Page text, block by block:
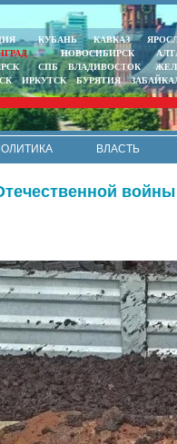
КУБАНЬ КАВКАЗ
НОВОСИБИРСК
СПБ ВЛАДИВОСТОК
ИРКУТСК БУРЯТИЯ
ВЛАСТЬ